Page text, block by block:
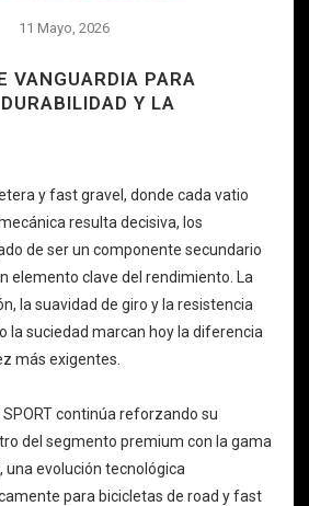
11 Mayo, 2026
VANGUARDIA PARA
Y LA
y fast gravel, donde cada vatio
resulta decisiva, los
de ser un componente secundario
elemento clave del rendimiento. La
la suavidad de giro y la resistencia
la suciedad marcan hoy la diferencia
más exigentes.
continúa reforzando su
del segmento premium con la gama
una evolución tecnológica
para bicicletas de road y fast